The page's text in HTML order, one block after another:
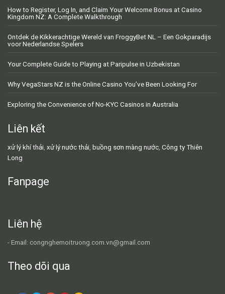
How to Register, Log In, and Claim Your Welcome Bonus at Casino
Kingdom NZ: A Complete Walkthrough
Ontdek de Kikkerachtige Wereld van FroggyBet NL – Een Gokparadijs
voor Nederlandse Spelers
Your Complete Guide to Playing at Paripulse in Uzbekistan
Why VegaStars NZ is the Online Casino You’ve Been Looking For
Exploring the Convenience of No-KYC Casinos in Australia
Liên kết
xử lý khí thải, xử lý nước thải, buồng sơn màng nước, Công ty Thiên
Long
Fanpage
Liên hệ
- Email: congnghemoitruong.com.vn@gmail.com
Theo dõi qua